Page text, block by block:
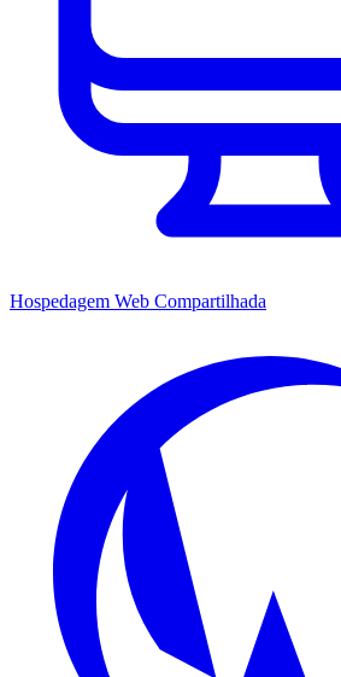
Hospedagem Web Compartilhada